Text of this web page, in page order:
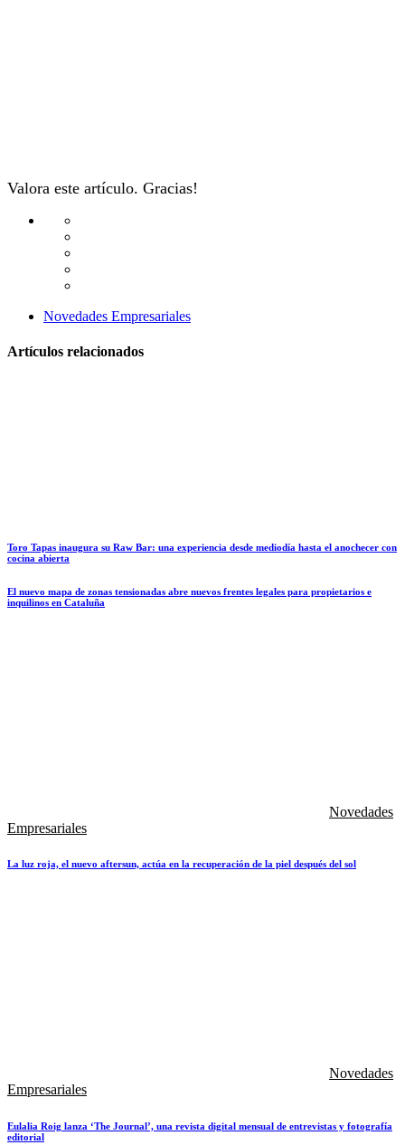
Valora este artículo. Gracias!
Novedades Empresariales
Artículos relacionados
Toro Tapas inaugura su Raw Bar: una experiencia desde mediodía hasta el anochecer con
cocina abierta
El nuevo mapa de zonas tensionadas abre nuevos frentes legales para propietarios e
inquilinos en Cataluña
Novedades
Empresariales
La luz roja, el nuevo aftersun, actúa en la recuperación de la piel después del sol
Novedades
Empresariales
Eulalia Roig lanza ‘The Journal’, una revista digital mensual de entrevistas y fotografía
editorial